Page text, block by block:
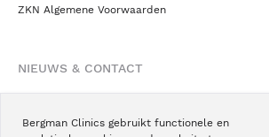
Bergman Clinics gebruikt functionele en
ZKN Algemene Voorwaarden
NIEUWS & CONTACT
Blogs